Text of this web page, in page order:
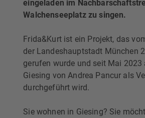
eingeladen im
Walchenseeplatz zu singen.
Frida&Kurt ist ein Projekt, das
der Landeshauptstadt München
gerufen wurde und seit Mai
Giesing von Andrea Pancur als
durchgeführt wird.
Sie wohnen in Giesing? Sie